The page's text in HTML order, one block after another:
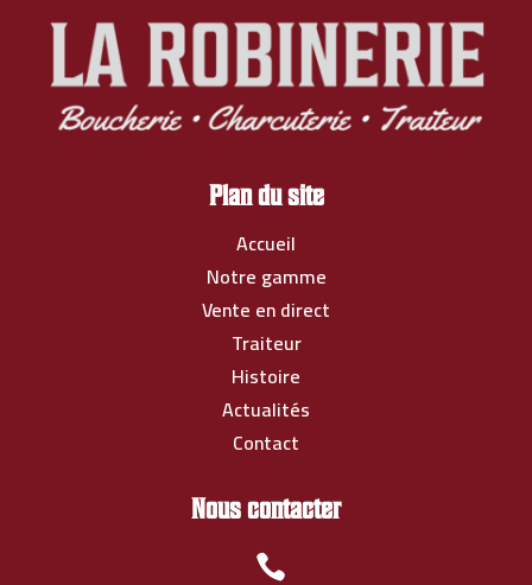
Plan du site
Accueil
Notre gamme
Vente en direct
Traiteur
Histoire
Actualités
Contact
Nous contacter
